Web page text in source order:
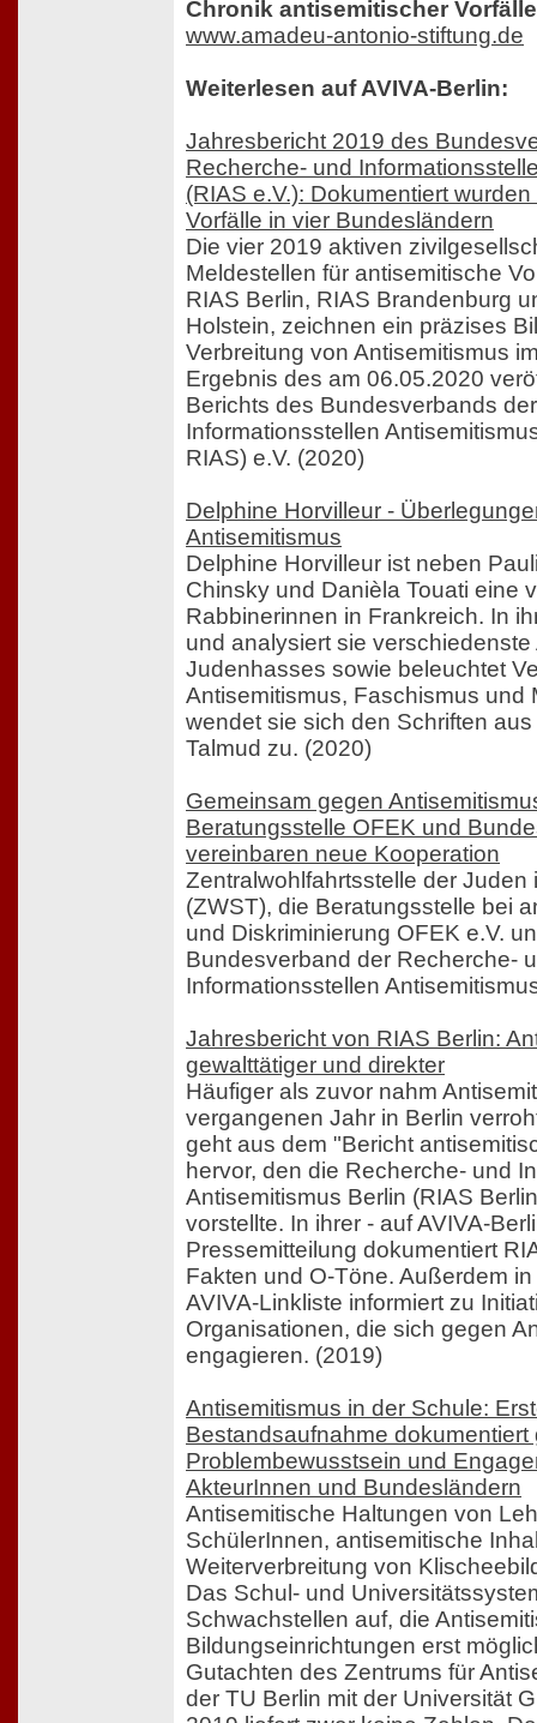
Chronik antisemitischer
www.amadeu-antonio-stiftung.de
Weiterlesen auf AVIVA-Berlin:
Jahresbericht 2019 des
Recherche- und
(RIAS e.V.): Dokumentiert
Vorfälle in vier Bundesländern
Die vier 2019 aktiven
Meldestellen für antisemitische
RIAS Berlin, RIAS Brandenburg
Holstein, zeichnen ein präzises
Verbreitung von Antisemitismus
Ergebnis des am 06.05.2020
Berichts des Bundesverbands
Informationsstellen
RIAS) e.V. (2020)
Delphine Horvilleur -
Antisemitismus
Delphine Horvilleur ist neben
Chinsky und Danièla Touati eine
Rabbinerinnen in Frankreich. In
und analysiert sie
Judenhasses sowie beleuchtet
Antisemitismus, Faschismus und
wendet sie sich den Schriften
Talmud zu. (2020)
Gemeinsam gegen
Beratungsstelle OFEK und
vereinbaren neue Kooperation
Zentralwohlfahrtsstelle der Juden
(ZWST), die Beratungsstelle bei
und Diskriminierung OFEK e.V.
Bundesverband der Recherche-
Informationsstellen
Jahresbericht von RIAS Berlin:
gewalttätiger und direkter
Häufiger als zuvor nahm
vergangenen Jahr in Berlin
geht aus dem "Bericht
hervor, den die Recherche- und
Antisemitismus Berlin (RIAS
vorstellte. In ihrer - auf AVIVA-
Pressemitteilung dokumentiert
Fakten und O-Töne. Außerdem
AVIVA-Linkliste informiert zu
Organisationen, die sich gegen
engagieren. (2019)
Antisemitismus in der Schule:
Bestandsaufnahme dokumentiert
Problembewusstsein und
AkteurInnen und Bundesländern
Antisemitische Haltungen von
SchülerInnen, antisemitische
Weiterverbreitung von
Das Schul- und
Schwachstellen auf, die
Bildungseinrichtungen erst
Gutachten des Zentrums für
der TU Berlin mit der Universität